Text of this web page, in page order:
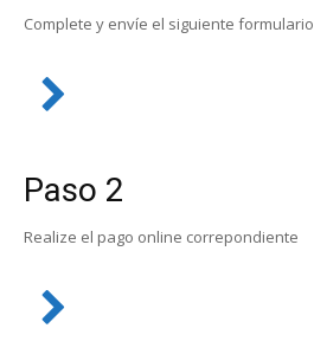
Complete y envíe el siguiente formulario
Paso 2
Realize el pago online correpondiente